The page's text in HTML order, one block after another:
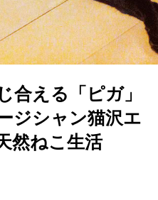
合える「ピガ」
ジシャン猫沢エ
然ねこ生活